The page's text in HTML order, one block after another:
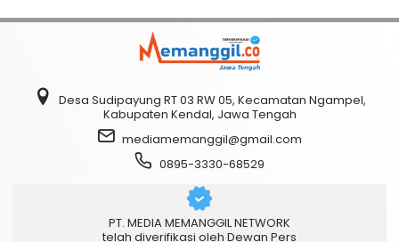
Desa Sudipayung RT 03 RW 05, Kecamatan Ngampel,
Kabupaten Kendal, Jawa Tengah
mediamemanggil@gmail.com
0895-3330-68529
PT. MEDIA MEMANGGIL NETWORK
telah diverifikasi oleh Dewan Pers